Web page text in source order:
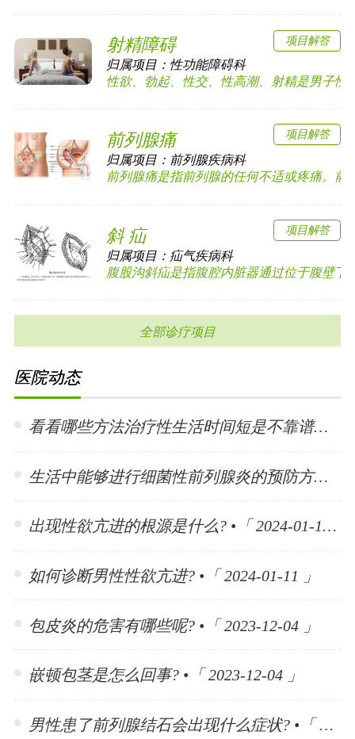
射精障碍
归属项目： 性功能障碍科
性欲、勃起、性交、性高潮、射精是男子性
项目解答
前列腺痛
归属项目： 前列腺疾病科
前列腺痛是指前列腺的任何不适或疼痛。前
项目解答
斜 疝
归属项目： 疝气疾病科
腹股沟斜疝是指腹腔内脏器通过位于腹壁下
项目解答
全部诊疗项目
医院动态
看看哪些方法治疗性生活时间短是不靠谱的? •「 2024-01-15 」
生活中能够进行细菌性前列腺炎的预防方法有哪些? •「 2024-01-15 」
出现性欲亢进的根源是什么? •「 2024-01-11 」
如何诊断男性性欲亢进? •「 2024-01-11 」
包皮炎的危害有哪些呢? •「 2023-12-04 」
嵌顿包茎是怎么回事? •「 2023-12-04 」
男性患了前列腺结石会出现什么症状? •「 2023-11-10 」